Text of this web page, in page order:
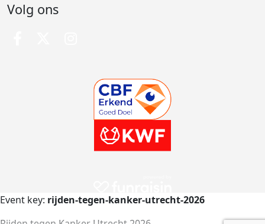
Volg ons
Event key: rijden-tegen-kanker-utrecht-2026